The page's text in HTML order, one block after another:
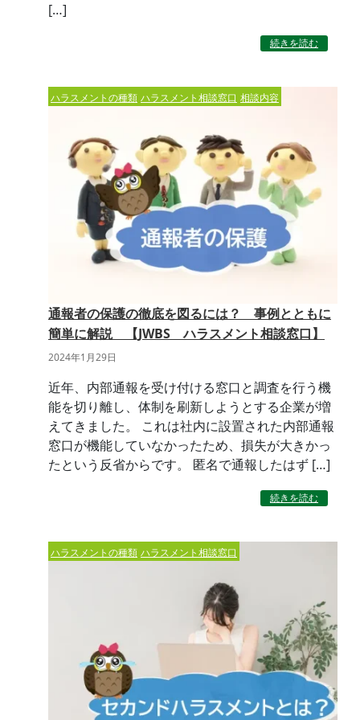
[…]
続きを読む
ハラスメントの種類 ハラスメント相談窓口 相談内容
通報者の保護の徹底を図るには？ 事例とともに
簡単に解説 【JWBS ハラスメント相談窓口】
2024年1月29日
近年、内部通報を受け付ける窓口と調査を行う機
能を切り離し、体制を刷新しようとする企業が増
えてきました。 これは社内に設置された内部通報
窓口が機能していなかったため、損失が大きかっ
たという反省からです。 匿名で通報したはず […]
続きを読む
ハラスメントの種類 ハラスメント相談窓口